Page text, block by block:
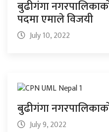
बुढीगंगा
पदमा एमाले विजयी
July 10, 2022
बुढीगंगा
July 9, 2022